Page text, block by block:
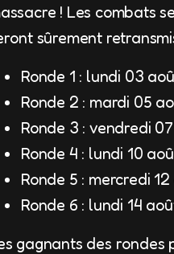
! Les combats
sûrement
Ronde 1 : lundi 03
Ronde 2 : mardi 05
Ronde 3 : vendredi
Ronde 4 : lundi 10
Ronde 5 : mercredi
Ronde 6 : lundi 14
gagnants des rondes